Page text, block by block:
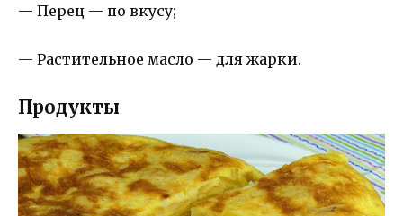
— Перец — по вкусу;
— Растительное масло — для жарки.
Продукты